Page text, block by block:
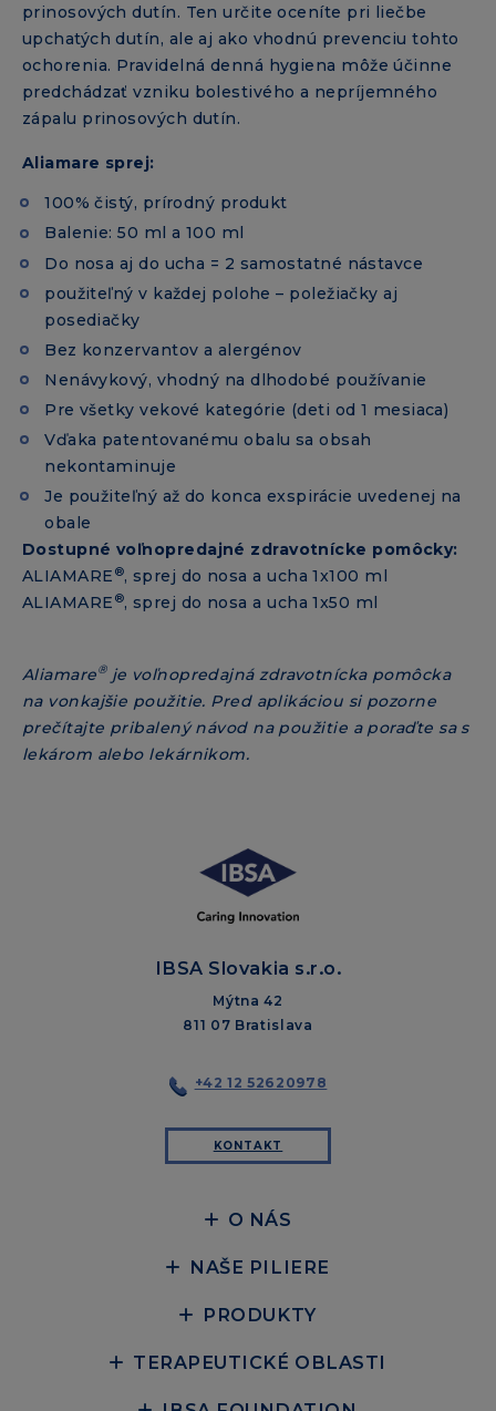
prinosových dutín. Ten určite oceníte pri liečbe
upchatých dutín, ale aj ako vhodnú prevenciu tohto
ochorenia. Pravidelná denná hygiena môže účinne
predchádzať vzniku bolestivého a nepríjemného
zápalu prinosových dutín.
Aliamare sprej:
100% čistý, prírodný produkt
Balenie: 50 ml a 100 ml
Do nosa aj do ucha = 2 samostatné nástavce
použiteľný v každej polohe – poležiačky aj
posediačky
Bez konzervantov a alergénov
Nenávykový, vhodný na dlhodobé používanie
Pre všetky vekové kategórie (deti od 1 mesiaca)
Vďaka patentovanému obalu sa obsah
nekontaminuje
Je použiteľný až do konca exspirácie uvedenej na
obale
Dostupné voľnopredajné zdravotnícke pomôcky:
ALIAMARE ®, sprej do nosa a ucha 1x100 ml
ALIAMARE ®, sprej do nosa a ucha 1x50 ml
Aliamare®je voľnopredajná zdravotnícka pomôcka
na vonkajšie použitie. Pred aplikáciou si pozorne
prečítajte pribalený návod na použitie a poraďte sa s
lekárom alebo lekárnikom.
IBSA Slovakia s.r.o.
Mýtna 42
811 07 Bratislava
+42 12 52620978
KONTAKT
O NÁS
NAŠE PILIERE
PRODUKTY
TERAPEUTICKÉ OBLASTI